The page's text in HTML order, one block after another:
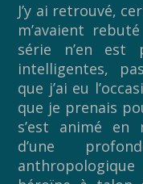
J’y ai retrouvé,
m’avaient
série n’en est
intelligentes,
que j’ai eu
que je prenais
s’est animé
d’une